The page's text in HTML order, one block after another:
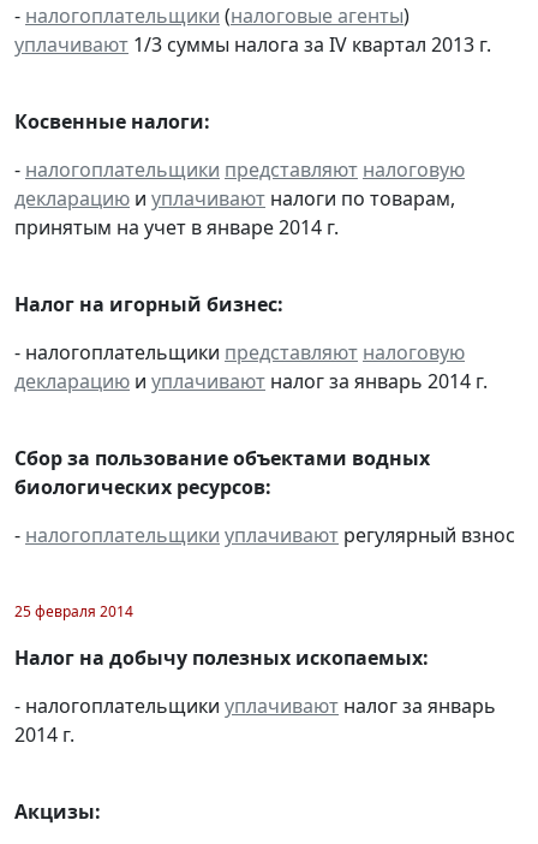
- налогоплательщики (налоговые агенты)
уплачивают 1/3 суммы налога за IV квартал 2013 г.
Косвенные налоги:
- налогоплательщики представляют налоговую
декларацию и уплачивают налоги по товарам,
принятым на учет в январе 2014 г.
Налог на игорный бизнес:
- налогоплательщики представляют налоговую
декларацию и уплачивают налог за январь 2014 г.
Сбор за пользование объектами водных
биологических ресурсов:
- налогоплательщики уплачивают регулярный взнос
25 февраля 2014
Налог на добычу полезных ископаемых:
- налогоплательщики уплачивают налог за январь
2014 г.
Акцизы: